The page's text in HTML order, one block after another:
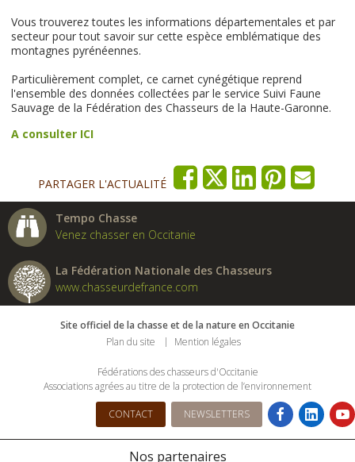
Vous trouverez toutes les informations départementales et par
secteur pour tout savoir sur cette espèce emblématique des
montagnes pyrénéennes.
Particulièrement complet, ce carnet cynégétique reprend
l'ensemble des données collectées par le service Suivi Faune
Sauvage de la Fédération des Chasseurs de la Haute-Garonne.
A consulter ICI
PARTAGER L'ACTUALITÉ
Tempo Chasse
Venez chasser en Occitanie
La Fédération Nationale des Chasseurs
www.chasseurdefrance.com
Site officiel de la chasse et de la nature en Occitanie
Plan du site
Mention légales
Fédérations des chasseurs d'Occitanie
Associations agrées au titre de la protection de l’environnement
CONTACT NEWSLETTERS
Nos partenaires